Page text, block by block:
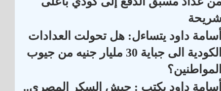
داود يتساءل: هل تحولت العدادات
الكودية الى جباية 30 مليار جنيه من جيوب
داود يكتب : جيش السكر المصري..